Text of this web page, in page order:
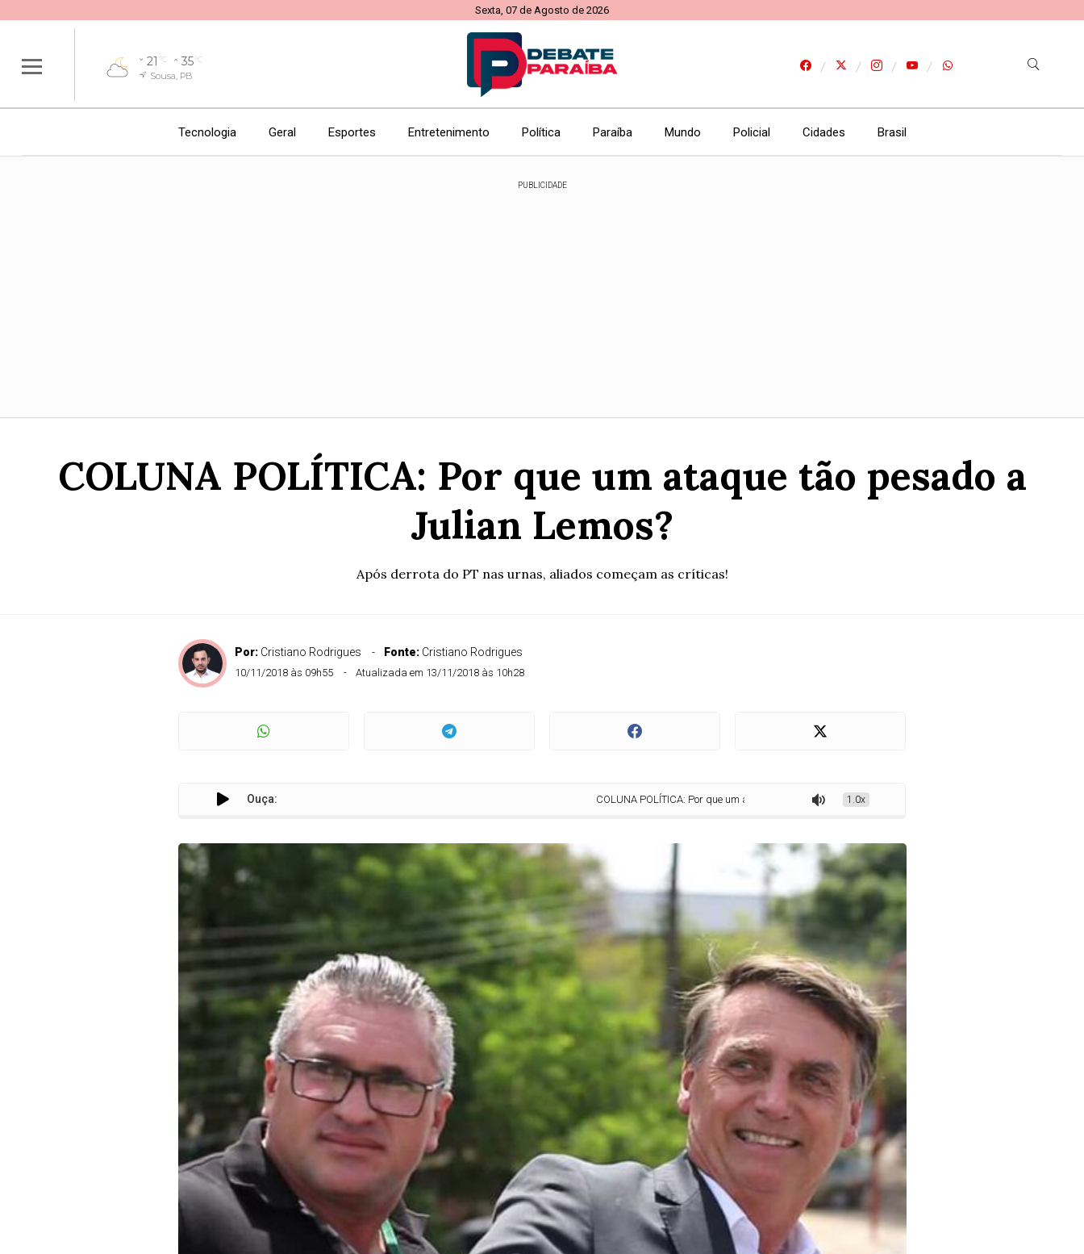
Sexta, 07 de Agosto de 2026
21 °C 35°C
Sousa, PB
Tecnologia Geral Esportes Entretenimento Política Paraíba Mundo Policial Cidades Brasil
PUBLICIDADE
COLUNA POLÍTICA: Por que um ataque tão pesado a
Julian Lemos?
Após derrota do PT nas urnas, aliados começam as críticas!
Por: Cristiano Rodrigues Fonte: Cristiano Rodrigues
10/11/2018 às 09h55 Atualizada em 13/11/2018 às 10h28
Ouça: COLUNA POLÍTICA: Por que um ataque tão pesado a Julian Lemos?
1.0x